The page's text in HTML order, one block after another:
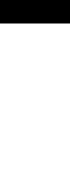
Tenebra's